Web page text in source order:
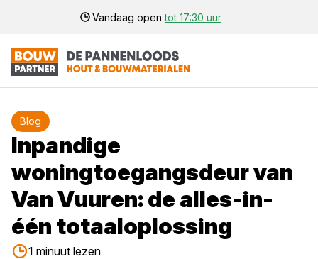
Vandaag opentot 17:30 uur
Blog
Inpandige
woningtoegangsdeur van
Van Vuuren: de alles-in-
één totaaloplossing
1 minuut lezen